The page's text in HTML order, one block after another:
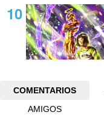
COMENTARIOS
AMIGOS